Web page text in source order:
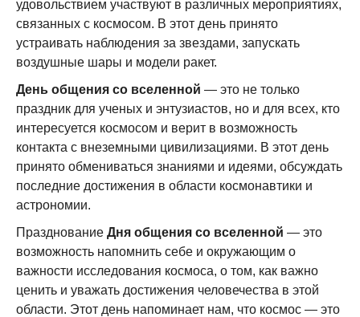
удовольствием участвуют в различных мероприятиях,
связанных с космосом. В этот день принято
устраивать наблюдения за звездами, запускать
воздушные шары и модели ракет.
День общения со вселенной — это не только
праздник для ученых и энтузиастов, но и для всех, кто
интересуется космосом и верит в возможность
контакта с внеземными цивилизациями. В этот день
принято обмениваться знаниями и идеями, обсуждать
последние достижения в области космонавтики и
астрономии.
Празднование Дня общения со вселенной — это
возможность напомнить себе и окружающим о
важности исследования космоса, о том, как важно
ценить и уважать достижения человечества в этой
области. Этот день напоминает нам, что космос — это